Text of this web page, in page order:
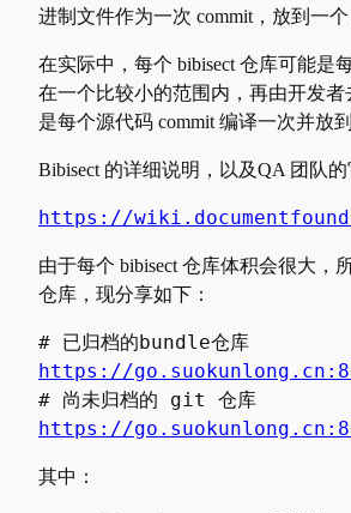
进制文件作为一次 commit，放到一
在实际中，每个 bibisect 仓库可能是
在一个比较小的范围内，再由开发者
是每个源代码 commit 编译一次并放
Bibisect 的详细说明，以及QA 团队
https://
由于每个 bibisect 仓库体积会很大
仓库，现分享如下：
https://
https://
其中：